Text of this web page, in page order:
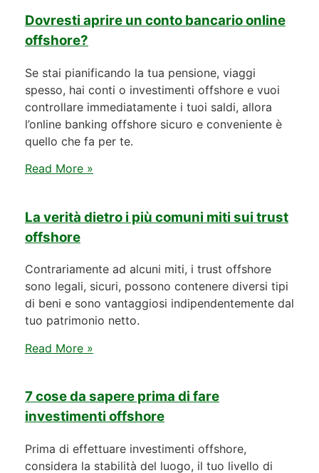
Dovresti aprire un conto bancario online
offshore?
Se stai pianificando la tua pensione, viaggi
spesso, hai conti o investimenti offshore e vuoi
controllare immediatamente i tuoi saldi, allora
l’online banking offshore sicuro e conveniente è
quello che fa per te.
Read More »
La verità dietro i più comuni miti sui trust
offshore
Contrariamente ad alcuni miti, i trust offshore
sono legali, sicuri, possono contenere diversi tipi
di beni e sono vantaggiosi indipendentemente dal
tuo patrimonio netto.
Read More »
7 cose da sapere prima di fare
investimenti offshore
Prima di effettuare investimenti offshore,
considera la stabilità del luogo, il tuo livello di